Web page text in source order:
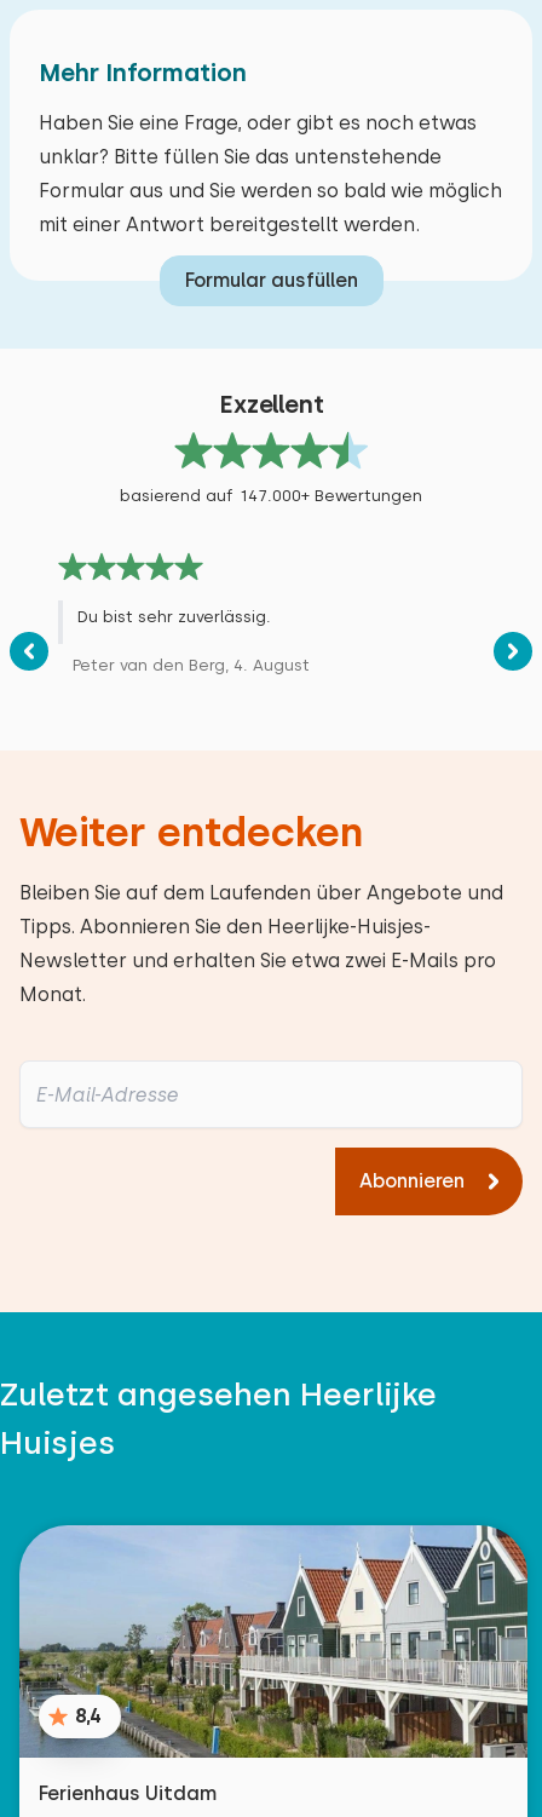
Schlafzimmer
Boden:
1. Stock
Schlafplätze: 2
Bettdecke(n): Einzelbettdecke
Bett: Einzel
Abmessungen: 80 x 200
Mehr Information
Haben Sie eine Frage, oder gibt es noch etwas
unklar? Bitte füllen Sie das untenstehende
Formular aus und Sie werden so bald wie möglich
mit einer Antwort bereitgestellt werden.
Formular ausfüllen
Exzellent
basierend auf 147.000+ Bewertungen
Du bist sehr zuverlässig.
Peter van den Berg, 4. August
Weiter entdecken
Bleiben Sie auf dem Laufenden über Angebote und
Tipps. Abonnieren Sie den Heerlijke-Huisjes-
Newsletter und erhalten Sie etwa zwei E-Mails pro
Monat.
Abonnieren
Zuletzt angesehen Heerlijke
Huisjes
8,4
Ferienhaus Uitdam